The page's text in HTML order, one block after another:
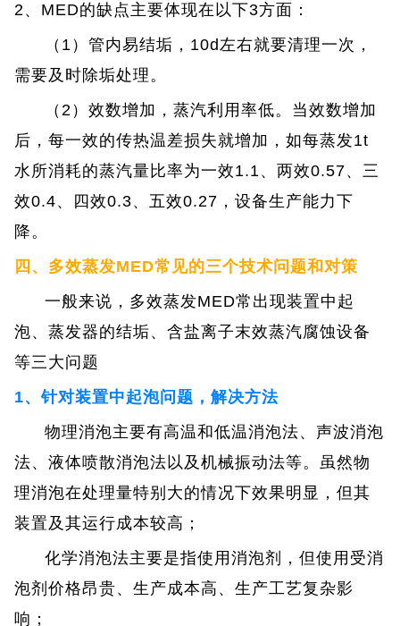
2、MED的缺点主要体现在以下3方面：
（1）管内易结垢，10d左右就要清理一次，
需要及时除垢处理。
（2）效数增加，蒸汽利用率低。当效数增加
后，每一效的传热温差损失就增加，如每蒸发1t
水所消耗的蒸汽量比率为一效1.1、两效0.57、三
效0.4、四效0.3、五效0.27，设备生产能力下
降。
四、多效蒸发MED常见的三个技术问题和对策
一般来说，多效蒸发MED常出现装置中起
泡、蒸发器的结垢、含盐离子末效蒸汽腐蚀设备
等三大问题
1、针对装置中起泡问题，解决方法
物理消泡主要有高温和低温消泡法、声波消泡
法、液体喷散消泡法以及机械振动法等。虽然物
理消泡在处理量特别大的情况下效果明显，但其
装置及其运行成本较高；
化学消泡法主要是指使用消泡剂，但使用受消
泡剂价格昂贵、生产成本高、生产工艺复杂影
响；